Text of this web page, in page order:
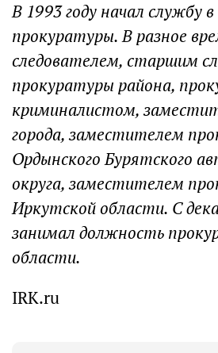
В 1993 году начал службу в
прокуратуры. В разное
следователем, старшим
прокуратуры района,
криминалистом,
города, заместителем
Ордынского Бурятского
округа, заместителем
Иркутской области. С
занимал должность
области.
IRK.ru